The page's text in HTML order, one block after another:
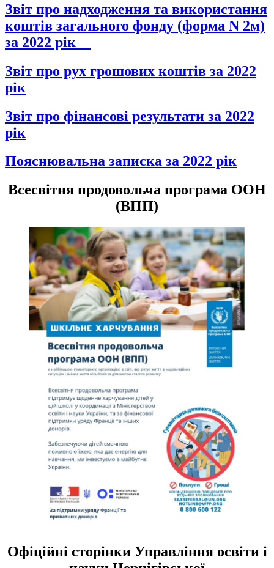
Звіт про надходження та використання
коштів загального фонду (форма N 2м)
за 2022 рік__
Звіт про рух грошових коштів за 2022
рік
Звіт про фінансові результати за 2022
рік
Пояснювальна записка за 2022 рік
Всесвітня продовольча програма ООН
(ВПП)
Офіційні сторінки Управління освіти і